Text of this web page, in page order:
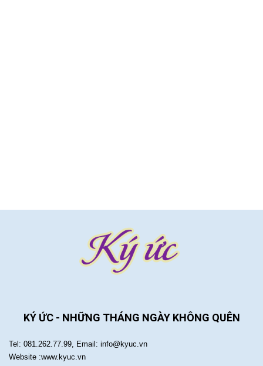
KÝ ỨC - NHỮNG THÁNG NGÀY KHÔNG QUÊN
Tel: 081.262.77.99, Email: info@kyuc.vn
Website :www.kyuc.vn